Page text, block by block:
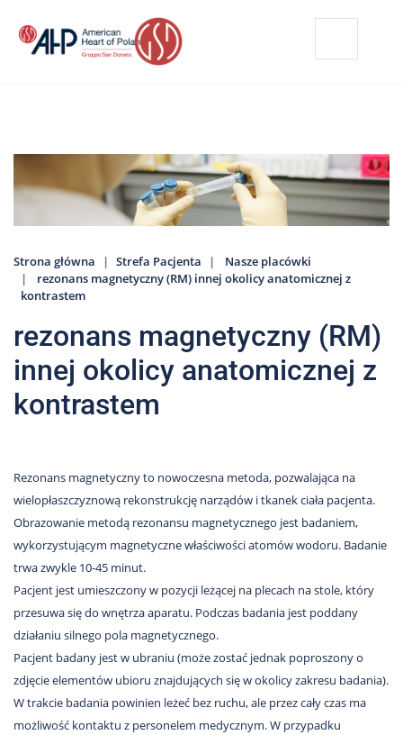
treści
Strefa
Pacjenta
O
nas
AHP
Media
Nas
Galeria
801
502
302
Strona główna Strefa Pacjenta
Nasze placówki
rezonans magnetyczny (RM) innej okolicy anatomicznej z
kontrastem
rezonans magnetyczny (RM)
innej okolicy anatomicznej z
kontrastem
Rezonans magnetyczny to nowoczesna metoda, pozwalająca na
wielopłaszczyznową rekonstrukcję narządów i tkanek ciała pacjenta.
Obrazowanie metodą rezonansu magnetycznego jest badaniem,
wykorzystującym magnetyczne właściwości atomów wodoru. Badanie
trwa zwykle 10-45 minut.
Pacjent jest umieszczony w pozycji leżącej na plecach na stole, który
przesuwa się do wnętrza aparatu. Podczas badania jest poddany
działaniu silnego pola magnetycznego.
Pacjent badany jest w ubraniu (może zostać jednak poproszony o
zdjęcie elementów ubioru znajdujących się w okolicy zakresu badania).
W trakcie badania powinien leżeć bez ruchu, ale przez cały czas ma
możliwość kontaktu z personelem medycznym. W przypadku